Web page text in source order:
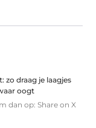
zo draag je laagjes
oogt
dan op: Share on X